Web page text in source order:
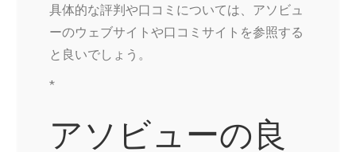
具体的な評判や口コミについては、アソビュ
ーのウェブサイトや口コミサイトを参照する
と良いでしょう。
*
アソビューの良